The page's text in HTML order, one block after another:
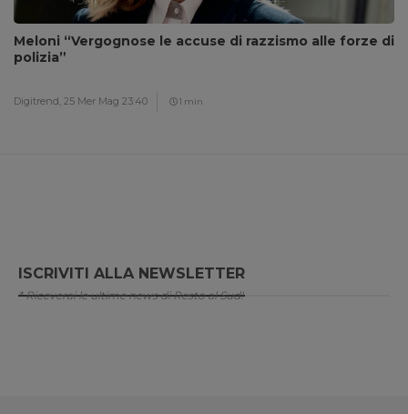
Meloni “Vergognose le accuse di razzismo alle forze di
polizia”
Digitrend, 25 Mer Mag 23:40 1 min
ISCRIVITI ALLA NEWSLETTER
* Riceverai le ultime news di Resto al Sud!